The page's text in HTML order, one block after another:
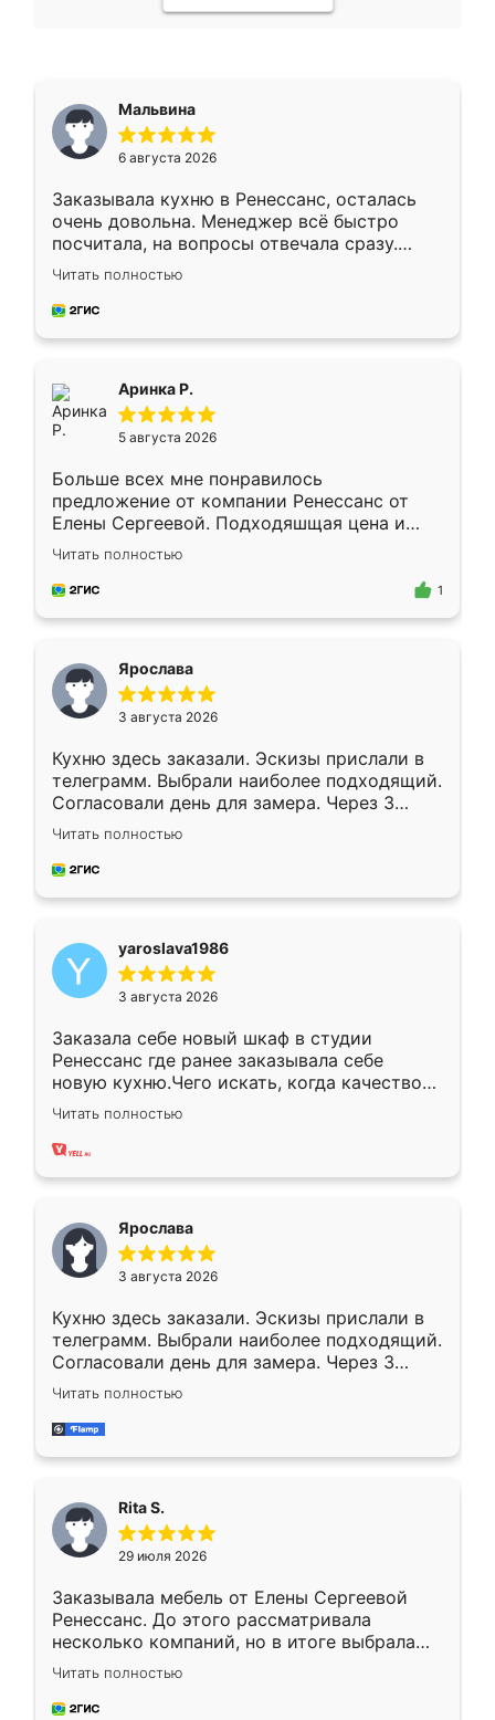
Мальвина
6 августа 2026
Заказывала кухню в Ренессанс, осталась
очень довольна. Менеджер всё быстро
посчитала, на вопросы отвечала сразу.
Замерщик приехал в субботу, подошёл к
делу со всей ответственностью. Собрали
за день, ребята работали аккуратно, даже
Читать полностью
Аринка Р.
5 августа 2026
Больше всех мне понравилось
предложение от компании Ренессанс от
Елены Сергеевой. Подходяшщая цена и
короткие сроки изготовления. Приехавший
для замера сотрудник Владислав
предложил по моему эскизу самый
Читать полностью
1
Ярослава
3 августа 2026
Кухню здесь заказали. Эскизы прислали в
телеграмм. Выбрали наиболее подходящий.
Согласовали день для замера. Через 3
недели кухня была уже готова. Остались
довольны работой. Спасибо Ренессанс
мебель за качественную работу!
Читать полностью
yaroslava1986
3 августа 2026
Заказала себе новый шкаф в студии
Ренессанс где ранее заказывала себе
новую кухню.Чего искать, когда качеством
вполне довольна. Служит кухня уже почти
два года, нареканий нет.
Читать полностью
Ярослава
3 августа 2026
Кухню здесь заказали. Эскизы прислали в
телеграмм. Выбрали наиболее подходящий.
Согласовали день для замера. Через 3
недели кухня была уже готова. Остались
довольны работой. Спасибо Ренессанс
мебель за качественную работу!
Читать полностью
Rita S.
29 июля 2026
Заказывала мебель от Елены Сергеевой
Ренессанс. До этого рассматривала
несколько компаний, но в итоге выбрала
эту. Сначала обговорили условия, потом
приехал замерщик, всё спокойно объяснил
и снял размеры. Изготовили в срок, с
Читать полностью